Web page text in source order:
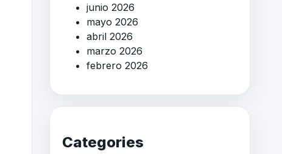
junio 2026
mayo 2026
abril 2026
marzo 2026
febrero 2026
Categories